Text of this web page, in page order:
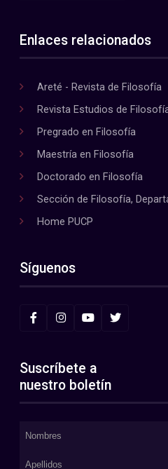
Enlaces relacionados
Areté - Revista de Filosofía
Revista Estudios de
Pregrado en Filosofía
Maestría en Filosofía
Doctorado en Filosofía
Sección de Filosofía,
Home PUCP
Síguenos
Suscríbete a
nuestro boletín